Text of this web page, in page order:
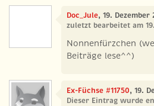
Doc_Jule, 19. Dezember
zuletzt bearbeitet am
Nonnenfürzchen
Beiträge lese^^)
Ex-Füchse #11750, 19.
Dieser Eintrag wurde